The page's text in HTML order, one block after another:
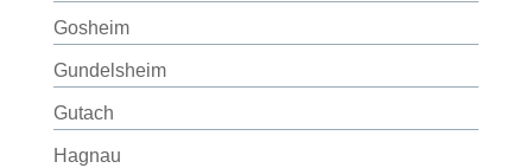
Gosheim
Gundelsheim
Gutach
Hagnau